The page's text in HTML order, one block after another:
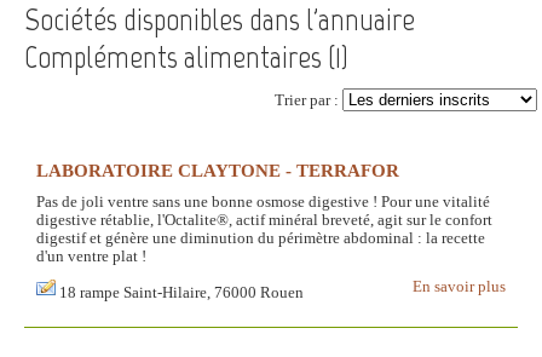
Sociétés disponibles dans l'annuaire
Compléments alimentaires (1)
Trier par :
LABORATOIRE CLAYTONE - TERRAFOR
Pas de joli ventre sans une bonne osmose digestive ! Pour une vitalité
digestive rétablie, l'Octalite®, actif minéral breveté, agit sur le confort
digestif et génère une diminution du périmètre abdominal : la recette
d'un ventre plat !
En savoir plus
18 rampe Saint-Hilaire, 76000 Rouen